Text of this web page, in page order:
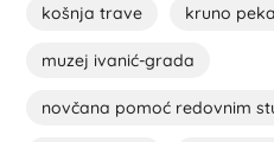
košnja trave kruno
muzej ivanić-grada
novčana pomoć redovnim